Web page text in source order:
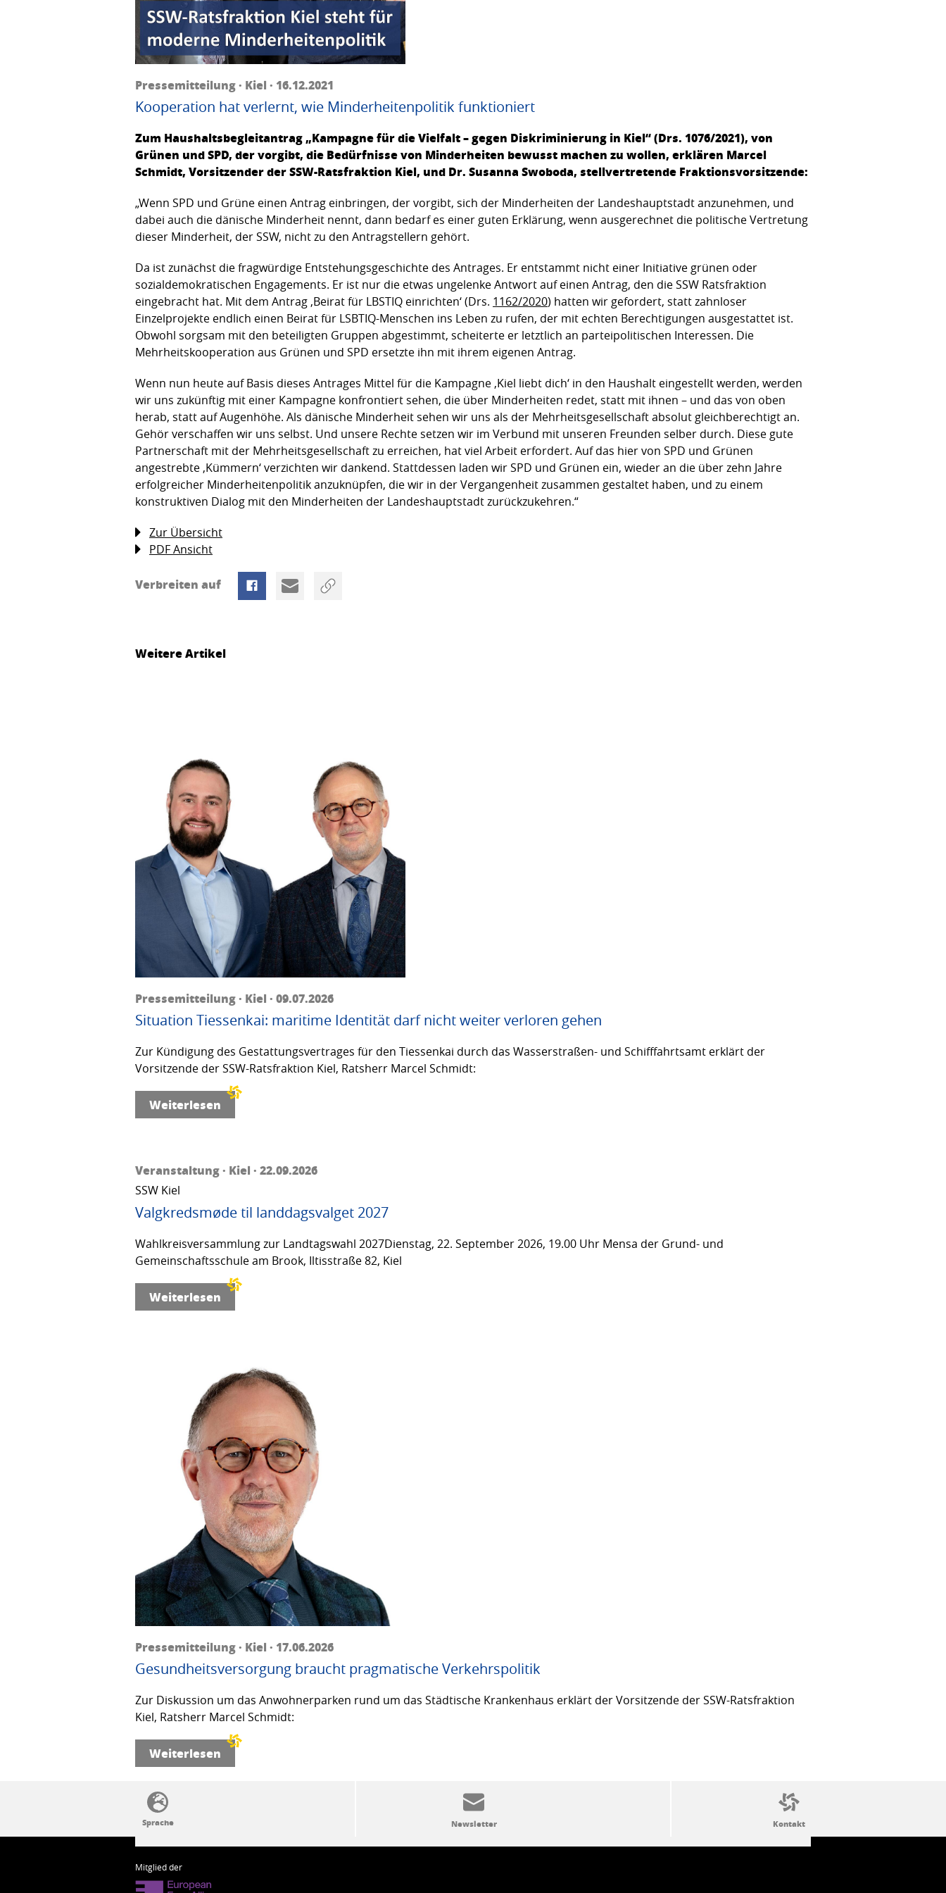
Pressemitteilung · Kiel · 16.12.2021
Kooperation hat verlernt, wie Minderheitenpolitik funktioniert
Zum Haushaltsbegleitantrag „Kampagne für die Vielfalt – gegen Diskriminierung in Kiel“ (Drs. 1076/2021), von
Grünen und SPD, der vorgibt, die Bedürfnisse von Minderheiten bewusst machen zu wollen, erklären Marcel
Schmidt, Vorsitzender der SSW-Ratsfraktion Kiel, und Dr. Susanna Swoboda, stellvertretende Fraktionsvorsitzende:
„Wenn SPD und Grüne einen Antrag einbringen, der vorgibt, sich der Minderheiten der Landeshauptstadt anzunehmen, und
dabei auch die dänische Minderheit nennt, dann bedarf es einer guten Erklärung, wenn ausgerechnet die politische Vertretung
dieser Minderheit, der SSW, nicht zu den Antragstellern gehört.
Da ist zunächst die fragwürdige Entstehungsgeschichte des Antrages. Er entstammt nicht einer Initiative grünen oder
sozialdemokratischen Engagements. Er ist nur die etwas ungelenke Antwort auf einen Antrag, den die SSW Ratsfraktion
eingebracht hat. Mit dem Antrag ‚Beirat für LBSTIQ einrichten‘ (Drs. 1162/2020) hatten wir gefordert, statt zahnloser
Einzelprojekte endlich einen Beirat für LSBTIQ-Menschen ins Leben zu rufen, der mit echten Berechtigungen ausgestattet ist.
Obwohl sorgsam mit den beteiligten Gruppen abgestimmt, scheiterte er letztlich an parteipolitischen Interessen. Die
Mehrheitskooperation aus Grünen und SPD ersetzte ihn mit ihrem eigenen Antrag.
Wenn nun heute auf Basis dieses Antrages Mittel für die Kampagne ‚Kiel liebt dich‘ in den Haushalt eingestellt werden, werden
wir uns zukünftig mit einer Kampagne konfrontiert sehen, die über Minderheiten redet, statt mit ihnen – und das von oben
herab, statt auf Augenhöhe. Als dänische Minderheit sehen wir uns als der Mehrheitsgesellschaft absolut gleichberechtigt an.
Gehör verschaffen wir uns selbst. Und unsere Rechte setzen wir im Verbund mit unseren Freunden selber durch. Diese gute
Partnerschaft mit der Mehrheitsgesellschaft zu erreichen, hat viel Arbeit erfordert. Auf das hier von SPD und Grünen
angestrebte ‚Kümmern‘ verzichten wir dankend. Stattdessen laden wir SPD und Grünen ein, wieder an die über zehn Jahre
erfolgreicher Minderheitenpolitik anzuknüpfen, die wir in der Vergangenheit zusammen gestaltet haben, und zu einem
konstruktiven Dialog mit den Minderheiten der Landeshauptstadt zurückzukehren.“
Zur Übersicht
PDF Ansicht
Verbreiten auf
Weitere Artikel
Pressemitteilung · Kiel · 09.07.2026
Situation Tiessenkai: maritime Identität darf nicht weiter verloren gehen
Zur Kündigung des Gestattungsvertrages für den Tiessenkai durch das Wasserstraßen- und Schifffahrtsamt erklärt der
Vorsitzende der SSW-Ratsfraktion Kiel, Ratsherr Marcel Schmidt:
Weiterlesen
Veranstaltung · Kiel · 22.09.2026
SSW Kiel
Valgkredsmøde til landdagsvalget 2027
Wahlkreisversammlung zur Landtagswahl 2027Dienstag, 22. September 2026, 19.00 Uhr Mensa der Grund- und
Gemeinschaftsschule am Brook, Iltisstraße 82, Kiel
Weiterlesen
Pressemitteilung · Kiel · 17.06.2026
Gesundheitsversorgung braucht pragmatische Verkehrspolitik
Zur Diskussion um das Anwohnerparken rund um das Städtische Krankenhaus erklärt der Vorsitzende der SSW-Ratsfraktion
Kiel, Ratsherr Marcel Schmidt:
Weiterlesen
SSW-Politik von A bis Z
Mitglied der